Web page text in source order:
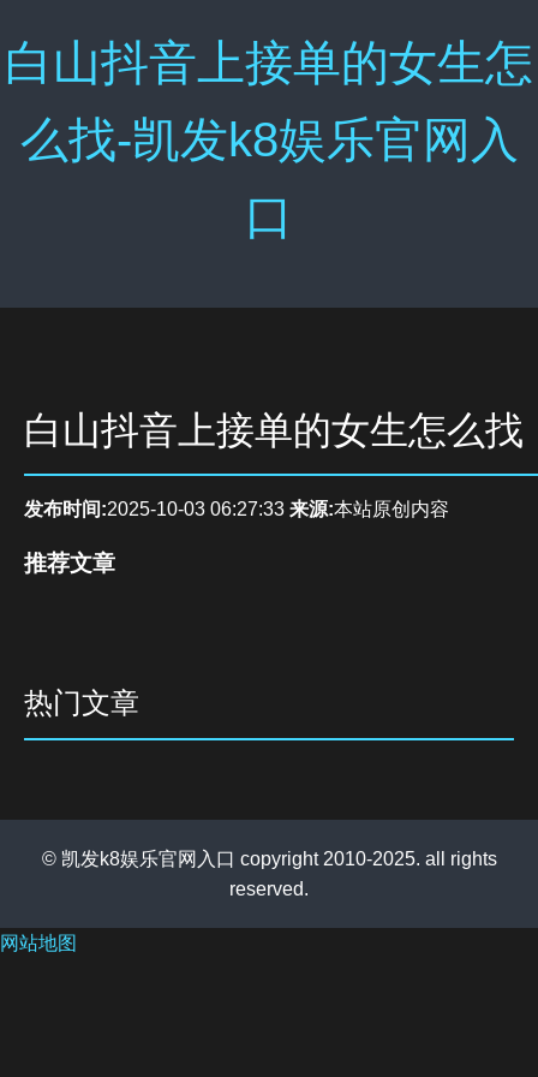
白山抖音上接单的女生怎
么找-凯发k8娱乐官网入
口
白山抖音上接单的女生怎么找
发布时间:2025-10-03 06:27:33 来源:本站原创内容
推荐文章
热门文章
© 凯发k8娱乐官网入口 copyright 2010-2025. all rights
reserved.
网站地图